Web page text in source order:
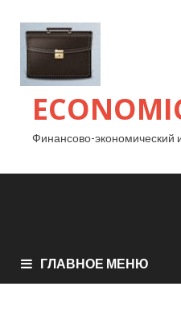
Финансово-
ГЛАВНОЕ МЕНЮ